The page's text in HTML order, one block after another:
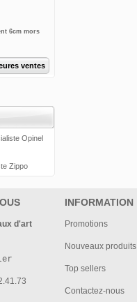
6cm mors
ventes
Opinel
Zippo
d'art
INFORMATION
Promotions
Nouveaux produits
Top sellers
Contactez-nous